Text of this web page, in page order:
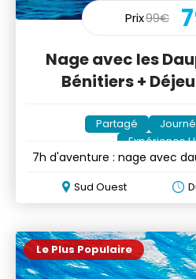
Prix99€
Nage avec les
Bénitiers +
Partagé
Expérience
7h d'aventure : nage avec
Sud Ouest
Le Plus Populaire